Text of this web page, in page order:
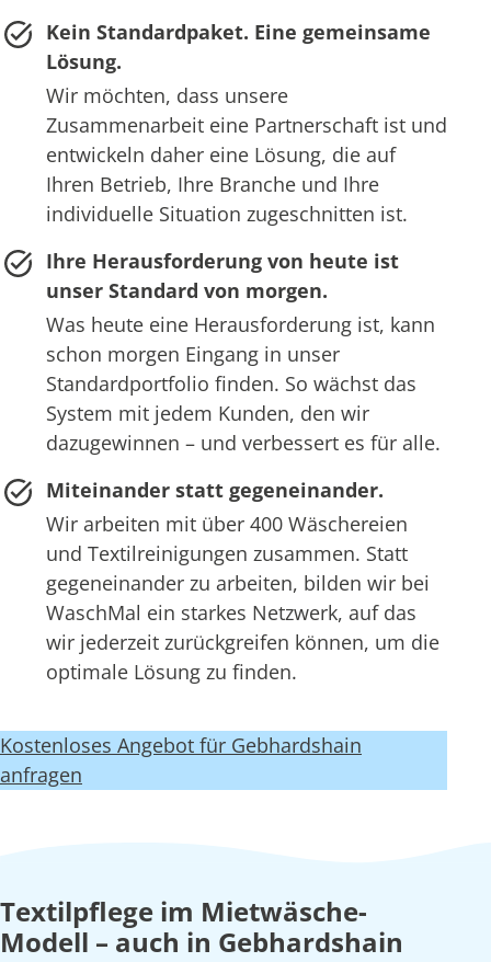
Kein Standardpaket. Eine gemeinsame
Lösung.
Wir möchten, dass unsere
Zusammenarbeit eine Partnerschaft ist und
entwickeln daher eine Lösung, die auf
Ihren Betrieb, Ihre Branche und Ihre
individuelle Situation zugeschnitten ist.
Ihre Herausforderung von heute ist
unser Standard von morgen.
Was heute eine Herausforderung ist, kann
schon morgen Eingang in unser
Standardportfolio finden. So wächst das
System mit jedem Kunden, den wir
dazugewinnen – und verbessert es für alle.
Miteinander statt gegeneinander.
Wir arbeiten mit über 400 Wäschereien
und Textilreinigungen zusammen. Statt
gegeneinander zu arbeiten, bilden wir bei
WaschMal ein starkes Netzwerk, auf das
wir jederzeit zurückgreifen können, um die
optimale Lösung zu finden.
Kostenloses Angebot für Gebhardshain
anfragen
Textilpflege im Mietwäsche-
Modell – auch in Gebhardshain